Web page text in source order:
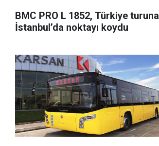
BMC PRO L 1852, Türkiye turuna
İstanbul’da noktayı koydu